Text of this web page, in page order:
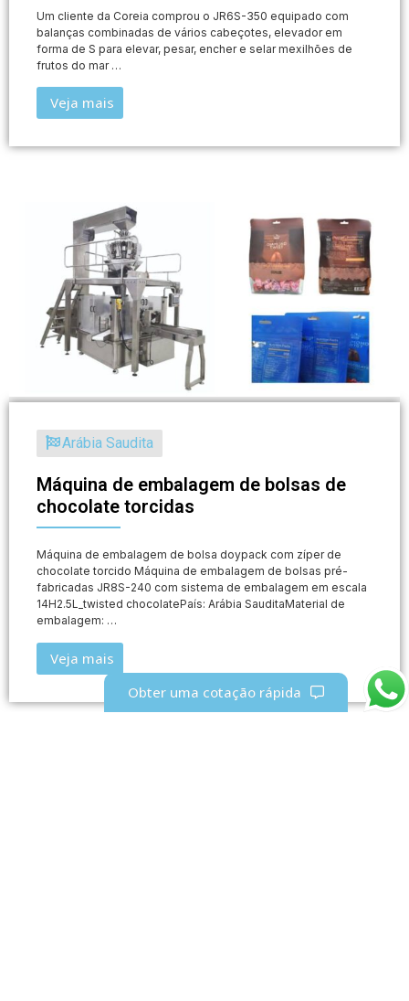
Um cliente da Coreia comprou o JR6S-350 equipado com
balanças combinadas de vários cabeçotes, elevador em
forma de S para elevar, pesar, encher e selar mexilhões de
frutos do mar …
Veja mais
Arábia Saudita
Máquina de embalagem de bolsas de
chocolate torcidas
Máquina de embalagem de bolsa doypack com zíper de
chocolate torcido Máquina de embalagem de bolsas pré-
fabricadas JR8S-240 com sistema de embalagem em escala
14H2.5L_twisted chocolatePaís: Arábia SauditaMaterial de
embalagem: …
Veja mais
Obter uma cotação rápida